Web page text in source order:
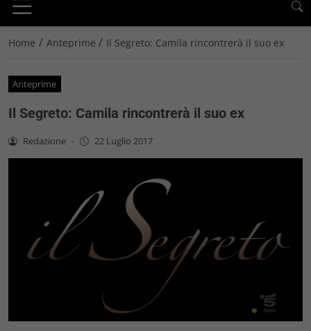
Home / Anteprime / Il Segreto: Camila rincontrerà il suo ex
Anteprime
Il Segreto: Camila rincontrerà il suo ex
Redazione - 22 Luglio 2017